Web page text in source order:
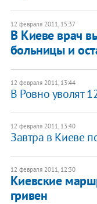
12 февраля 2011, 15:37
В Киеве врач
больницы и
12 февраля 2011, 13:44
В Ровно уволят
12 февраля 2011, 13:40
Завтра в Киеве
12 февраля 2011, 12:30
Киевские
гривен